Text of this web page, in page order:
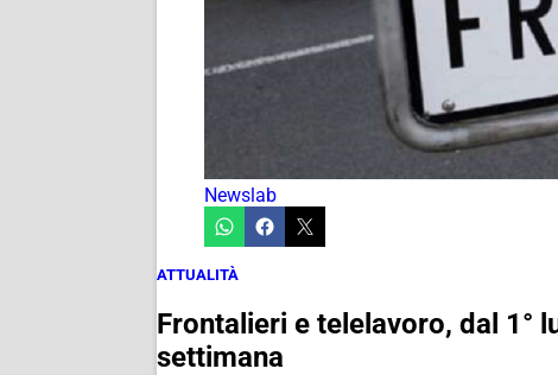
Newslab
ATTUALITÀ
Frontalieri e telelavoro, dal 1°
settimana